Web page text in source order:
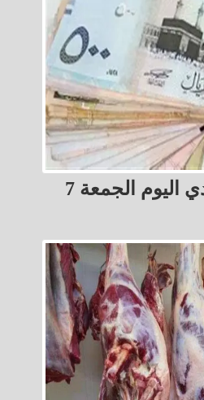
أسعار الريال السعودي اليوم الجمعة 7